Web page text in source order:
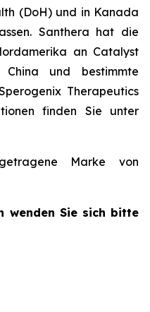
(DoH) und in Kanada
Santhera hat die
an Catalyst
und bestimmte
Therapeutics
finden Sie unter
Marke von
wenden Sie sich bitte